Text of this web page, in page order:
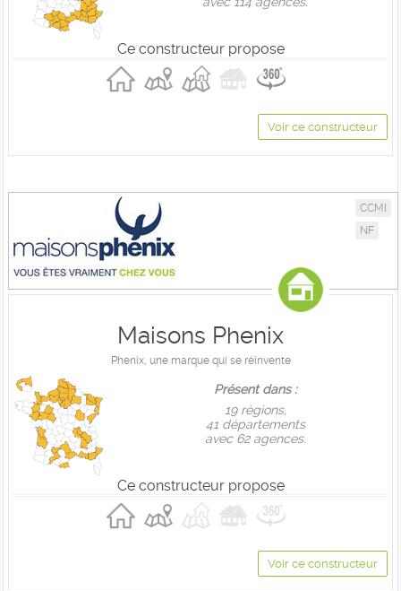
Ce constructeur propose
Voir ce constructeur
CCMI
NF
Maisons Phenix
Phenix, une marque qui se réinvente
Présent dans :
19 règions,
41 départements
avec 62 agences.
Ce constructeur propose
Voir ce constructeur